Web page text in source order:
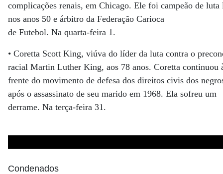
complicações renais, em Chicago. Ele foi campeão de
nos anos 50 e árbitro da Federação Carioca
de Futebol. Na quarta-feira 1.
• Coretta Scott King, viúva do líder da luta contra o
racial Martin Luther King, aos 78 anos. Coretta continuou
frente do movimento de defesa dos direitos civis dos
após o assassinato de seu marido em 1968. Ela sofreu um
derrame. Na terça-feira 31.
Condenados